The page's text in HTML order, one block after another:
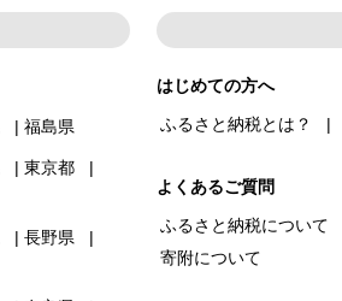
福島県
東京都
長野県
はじめての方へ
ふるさと納税とは？
よくあるご質問
ふるさと納税について
寄附について